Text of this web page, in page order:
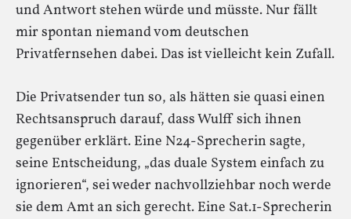
und Antwort stehen würde und müsste. Nur fällt
mir spontan niemand vom deutschen
Privatfernsehen dabei. Das ist vielleicht kein Zufall.
Die Privatsender tun so, als hätten sie quasi einen
Rechtsanspruch darauf, dass Wulff sich ihnen
gegenüber erklärt. Eine N24-Sprecherin sagte,
seine Entscheidung, „das duale System einfach zu
ignorieren“, sei weder nachvollziehbar noch werde
sie dem Amt an sich gerecht. Eine Sat.1-Sprecherin